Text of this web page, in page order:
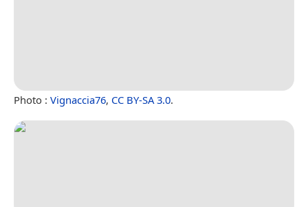
Photo : Vignaccia76, CC BY-SA 3.0.